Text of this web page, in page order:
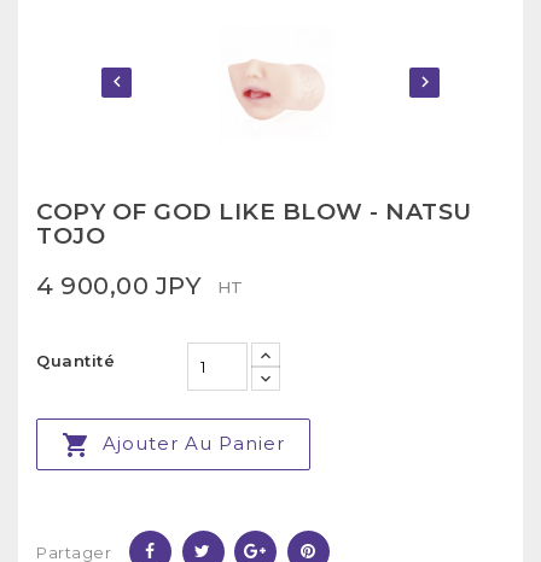
 
COPY OF GOD LIKE BLOW - NATSU
TOJO
4 900,00 JPY HT
Quantité
 Ajouter Au Panier
Partager